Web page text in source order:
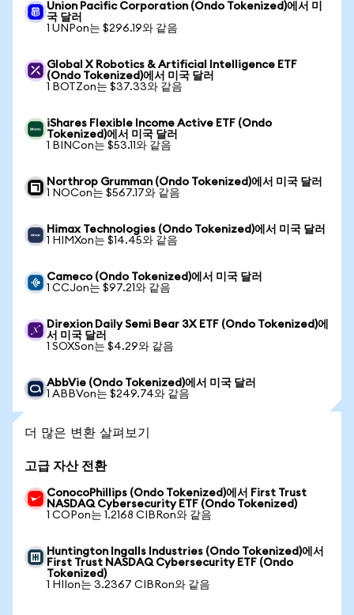
Union Pacific Corporation (Ondo Tokenized)에서 미
국 달러
1 UNPon는 $296.19와 같음
Global X Robotics & Artificial Intelligence ETF
(Ondo Tokenized)에서 미국 달러
1 BOTZon는 $37.33와 같음
iShares Flexible Income Active ETF (Ondo
Tokenized)에서 미국 달러
1 BINCon는 $53.11와 같음
Northrop Grumman (Ondo Tokenized)에서 미국 달러
1 NOCon는 $567.17와 같음
Himax Technologies (Ondo Tokenized)에서 미국 달러
1 HIMXon는 $14.45와 같음
Cameco (Ondo Tokenized)에서 미국 달러
1 CCJon는 $97.21와 같음
Direxion Daily Semi Bear 3X ETF (Ondo Tokenized)에
서 미국 달러
1 SOXSon는 $4.29와 같음
AbbVie (Ondo Tokenized)에서 미국 달러
1 ABBVon는 $249.74와 같음
더 많은 변환 살펴보기
고급 자산 전환
ConocoPhillips (Ondo Tokenized)에서 First Trust
NASDAQ Cybersecurity ETF (Ondo Tokenized)
1 COPon는 1.2168 CIBRon와 같음
Huntington Ingalls Industries (Ondo Tokenized)에서
First Trust NASDAQ Cybersecurity ETF (Ondo
Tokenized)
1 HIIon는 3.2367 CIBRon와 같음